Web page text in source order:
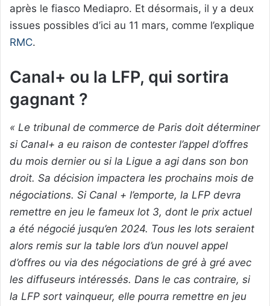
après le fiasco Mediapro. Et désormais, il y a deux
issues possibles d’ici au 11 mars, comme l’explique
RMC.
Canal+ ou la LFP, qui sortira
gagnant ?
« Le tribunal de commerce de Paris doit déterminer
si Canal+ a eu raison de contester l’appel d’offres
du mois dernier ou si la Ligue a agi dans son bon
droit. Sa décision impactera les prochains mois de
négociations. Si Canal + l’emporte, la LFP devra
remettre en jeu le fameux lot 3, dont le prix actuel
a été négocié jusqu’en 2024. Tous les lots seraient
alors remis sur la table lors d’un nouvel appel
d’offres ou via des négociations de gré à gré avec
les diffuseurs intéressés. Dans le cas contraire, si
la LFP sort vainqueur, elle pourra remettre en jeu